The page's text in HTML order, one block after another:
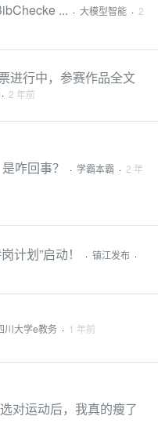
... · 大模型智能 · 2
进行中，参赛作品全文
· 2 年前
咋回事？ · 学霸本霸 · 2 年
计划”启动！ · 镇江发布 ·
川大学e教务 · 1 年前
对运动后，我真的瘦了